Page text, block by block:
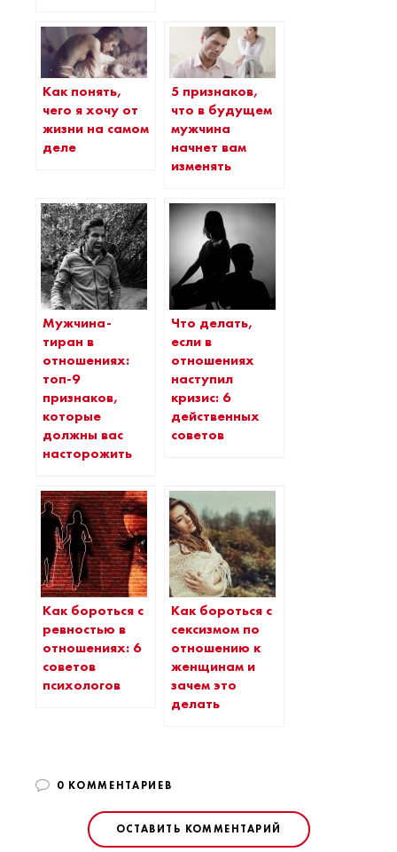
Как понять,
чего я хочу от
жизни на самом
деле
5 признаков,
что в будущем
мужчина
начнет вам
изменять
Мужчина-
тиран в
отношениях:
топ-9
признаков,
которые
должны вас
насторожить
Что делать,
если в
отношениях
наступил
кризис: 6
действенных
советов
Как бороться с
ревностью в
отношениях: 6
советов
психологов
Как бороться с
сексизмом по
отношению к
женщинам и
зачем это
делать
0 КОММЕНТАРИЕВ
ОСТАВИТЬ КОММЕНТАРИЙ